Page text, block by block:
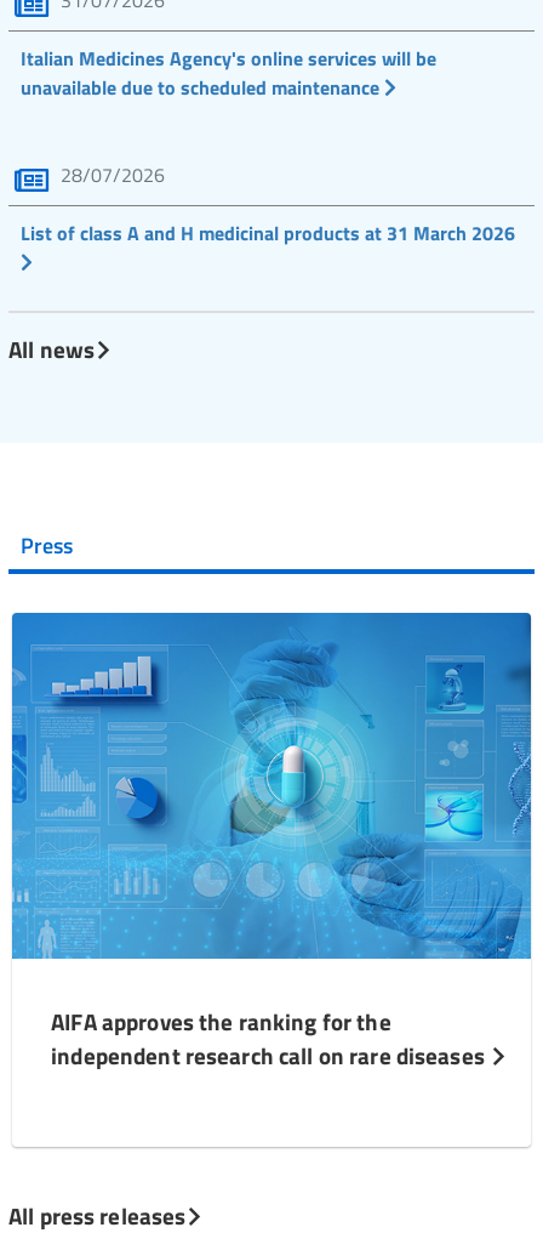
Italian Medicines Agency's online services will be
unavailable due to scheduled maintenance
28/07/2026
List of class A and H medicinal products at 31 March 2026
All news
Press
AIFA approves the ranking for the
independent research call on rare diseases
All press releases